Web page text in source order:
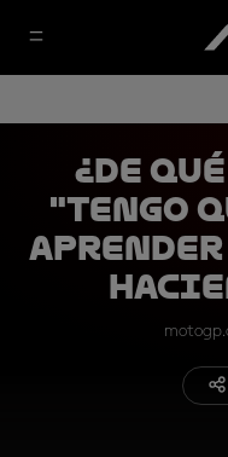
¿DE
"Tengo
aprender